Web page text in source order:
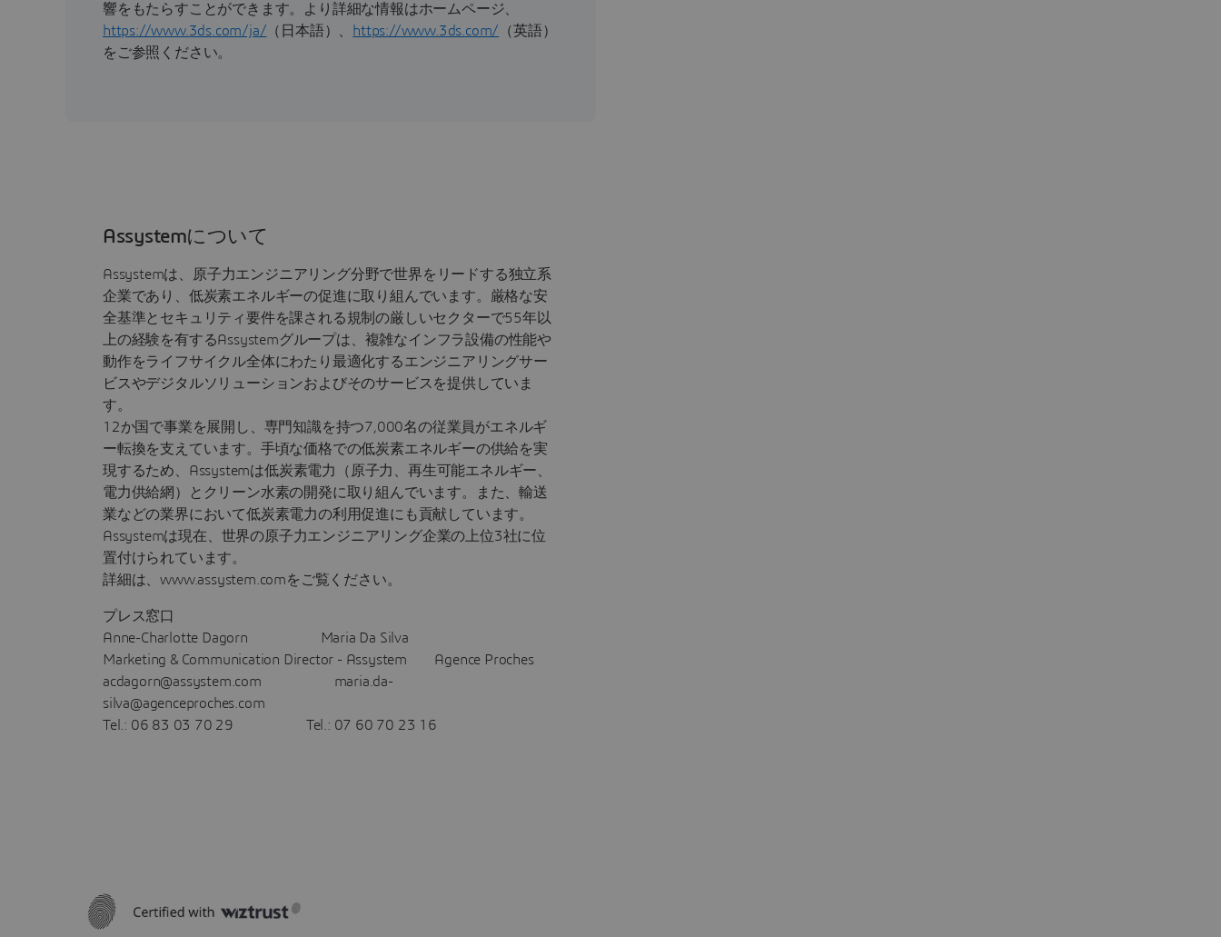
響をもたらすことができます。より詳細な情報はホームページ、
https://www.3ds.com/ja/ （日本語）、 https://www.3ds.com/ （英語）
をご参照ください。
Assystemについて
Assystemは、原子力エンジニアリング分野で世界をリードする独立系
企業であり、低炭素エネルギーの促進に取り組んでいます。厳格な安
全基準とセキュリティ要件を課される規制の厳しいセクターで55年以
上の経験を有するAssystemグループは、複雑なインフラ設備の性能や
動作をライフサイクル全体にわたり最適化するエンジニアリングサー
ビスやデジタルソリューションおよびそのサービスを提供していま
す。
12か国で事業を展開し、専門知識を持つ7,000名の従業員がエネルギ
ー転換を支えています。手頃な価格での低炭素エネルギーの供給を実
現するため、Assystemは低炭素電力（原子力、再生可能エネルギー、
電力供給網）とクリーン水素の開発に取り組んでいます。また、輸送
業などの業界において低炭素電力の利用促進にも貢献しています。
Assystemは現在、世界の原子力エンジニアリング企業の上位3社に位
置付けられています。
詳細は、www.assystem.comをご覧ください。
プレス窓口
Anne-Charlotte Dagorn Maria Da Silva
Marketing & Communication Director - Assystem Agence Proches
acdagorn@assystem.com maria.da-
silva@agenceproches.com
Tel.: 06 83 03 70 29 Tel.: 07 60 70 23 16